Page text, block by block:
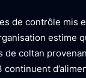
de contrôle mis
estime
de coltan